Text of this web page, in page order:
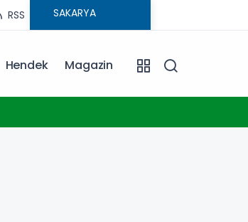
RSS
Hendek Magazin
başladı